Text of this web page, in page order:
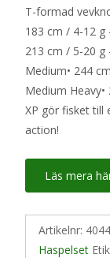
T-formad
183 cm / 4-12 g
213 cm / 5-20 g
Medium• 244
Medium
XP gör fisket
action!
Läs mera
Artikelnr:
Haspelset